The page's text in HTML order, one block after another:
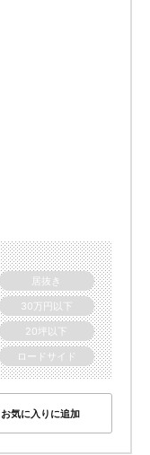
居抜き
30万円以下
20坪以下
ロードサイド
お気に入りに追加